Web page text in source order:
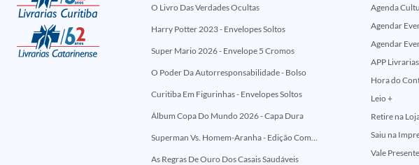
O Livro Das Verdades Ocultas
Harry Potter 2023 - Envelopes Soltos
Super Mario 2026 - Envelope 5 Cromos
O Poder Da Autorresponsabilidade - Bolso
Curitiba Em Figurinhas - Envelopes Soltos
Álbum Copa Do Mundo 2026 - Capa Dura
Superman Vs. Homem-Aranha - Edição Comemorativa 50 Anos (Encontros Clássicos Dc E Marvel)
As Regras De Ouro Dos Casais Saudáveis
Agenda
Agendar
Agendar
APP
Hora do
Leio +
Retire na
Saiu na
Vale Presente